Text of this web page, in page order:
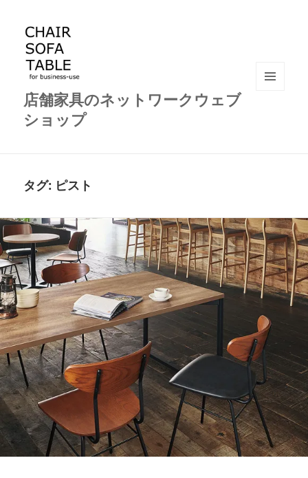
店舗家具のネットワークウェブ
ショップ
タグ: ピスト